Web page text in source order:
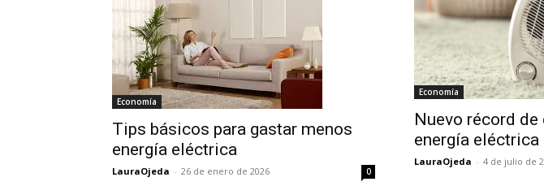
Economía
Tips básicos para gastar menos
energía eléctrica
LauraOjeda - 26 de enero de 2026 0
Economía
Nuevo récord de
energía eléctrica
LauraOjeda - 4 de julio de